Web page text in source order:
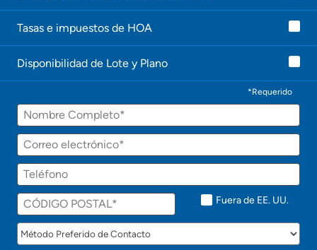
c
t
r
á
r
n
t
!
Tasas e impuestos de HOA
Disponibilidad de Lote y Plano
*Requerido
Nombre
Correo
electrónico
Teléfono
Fuera de EE. UU.